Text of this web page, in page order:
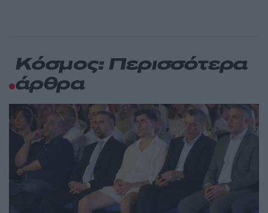
Κόσμος: Περισσότερα
άρθρα